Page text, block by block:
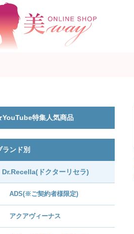
特集人気商品
ランド別
Dr.Recella(ドクターリセラ)
ADS(※ご契約者様限定)
アクアヴィーナス